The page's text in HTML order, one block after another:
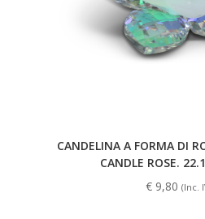
CANDELINA A FORMA DI
CANDLE ROSE.
€ 9,80 (Inc.